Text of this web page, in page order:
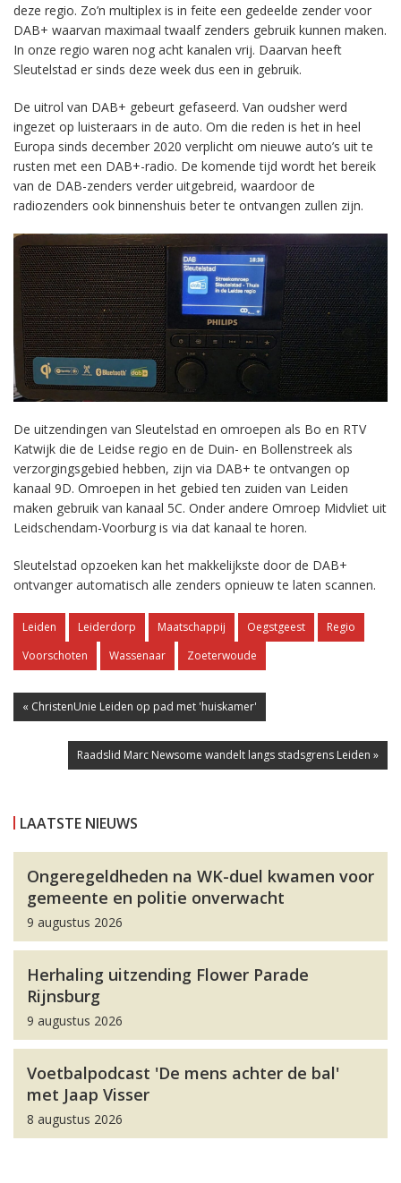
deze regio. Zo’n multiplex is in feite een gedeelde zender voor
DAB+ waarvan maximaal twaalf zenders gebruik kunnen maken.
In onze regio waren nog acht kanalen vrij. Daarvan heeft
Sleutelstad er sinds deze week dus een in gebruik.
De uitrol van DAB+ gebeurt gefaseerd. Van oudsher werd
ingezet op luisteraars in de auto. Om die reden is het in heel
Europa sinds december 2020 verplicht om nieuwe auto’s uit te
rusten met een DAB+-radio. De komende tijd wordt het bereik
van de DAB-zenders verder uitgebreid, waardoor de
radiozenders ook binnenshuis beter te ontvangen zullen zijn.
De uitzendingen van Sleutelstad en omroepen als Bo en RTV
Katwijk die de Leidse regio en de Duin- en Bollenstreek als
verzorgingsgebied hebben, zijn via DAB+ te ontvangen op
kanaal 9D. Omroepen in het gebied ten zuiden van Leiden
maken gebruik van kanaal 5C. Onder andere Omroep Midvliet uit
Leidschendam-Voorburg is via dat kanaal te horen.
Sleutelstad opzoeken kan het makkelijkste door de DAB+
ontvanger automatisch alle zenders opnieuw te laten scannen.
Leiden Leiderdorp Maatschappij Oegstgeest
Regio
Voorschoten
Wassenaar Zoeterwoude
« ChristenUnie Leiden op pad met 'huiskamer'
Raadslid Marc Newsome wandelt langs stadsgrens Leiden »
LAATSTE NIEUWS
Ongeregeldheden na WK-duel kwamen voor
gemeente en politie onverwacht
9 augustus 2026
Herhaling uitzending Flower Parade
Rijnsburg
9 augustus 2026
Voetbalpodcast 'De mens achter de bal'
met Jaap Visser
8 augustus 2026